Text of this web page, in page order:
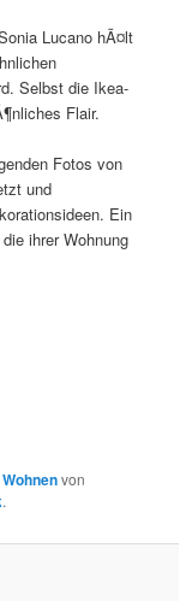
Lucano hÃ¤lt
Selbst die Ikea-
Flair.
Fotos von
und
Ein
ihrer Wohnung
Wohnenvon
.